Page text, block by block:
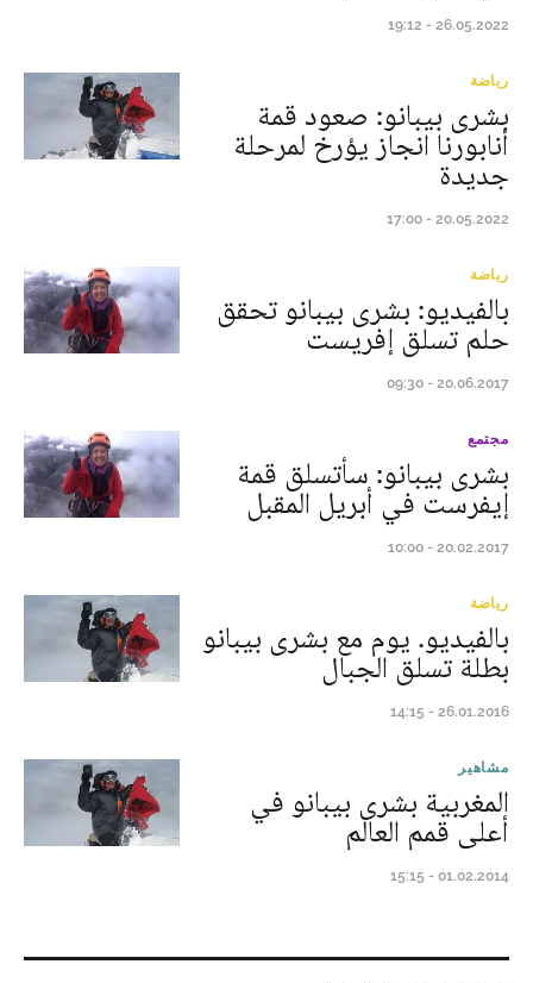
26.05.2022 - 19:12
رياضة
بشرى بيبانو: صعود قمة
أنابورنا انجاز يؤرخ لمرحلة
جديدة
20.05.2022 - 17:00
رياضة
بالفيديو: بشرى بيبانو تحقق
حلم تسلق إفريست
20.06.2017 - 09:30
مجتمع
بشرى بيبانو: سأتسلق قمة
إيفرست في أبريل المقبل
20.02.2017 - 10:00
رياضة
بالفيديو. يوم مع بشرى بيبانو
بطلة تسلق الجبال
26.01.2016 - 14:15
مشاهير
المغربية بشرى بيبانو في
أعلى قمم العالم
01.02.2014 - 15:15